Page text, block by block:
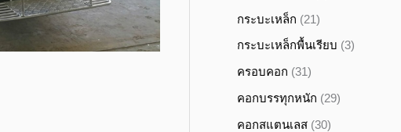
กระบะเหล็ก (21)
กระบะเหล็กพื้นเรียบ (3)
ครอบคอก (31)
คอกบรรทุกหนัก (29)
คอกสแตนเลส (30)